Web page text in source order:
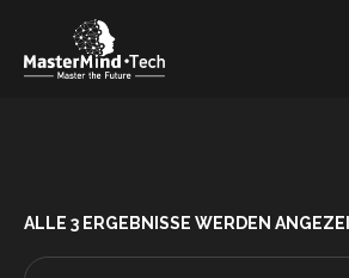
ALLE 3 ERGEBNISSE WERDEN